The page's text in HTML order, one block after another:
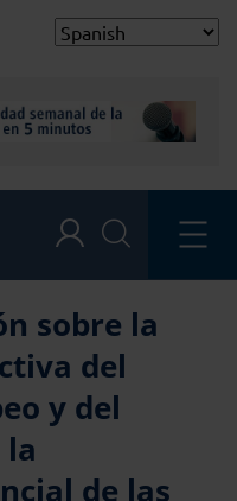
sobre la
del
y del
de las